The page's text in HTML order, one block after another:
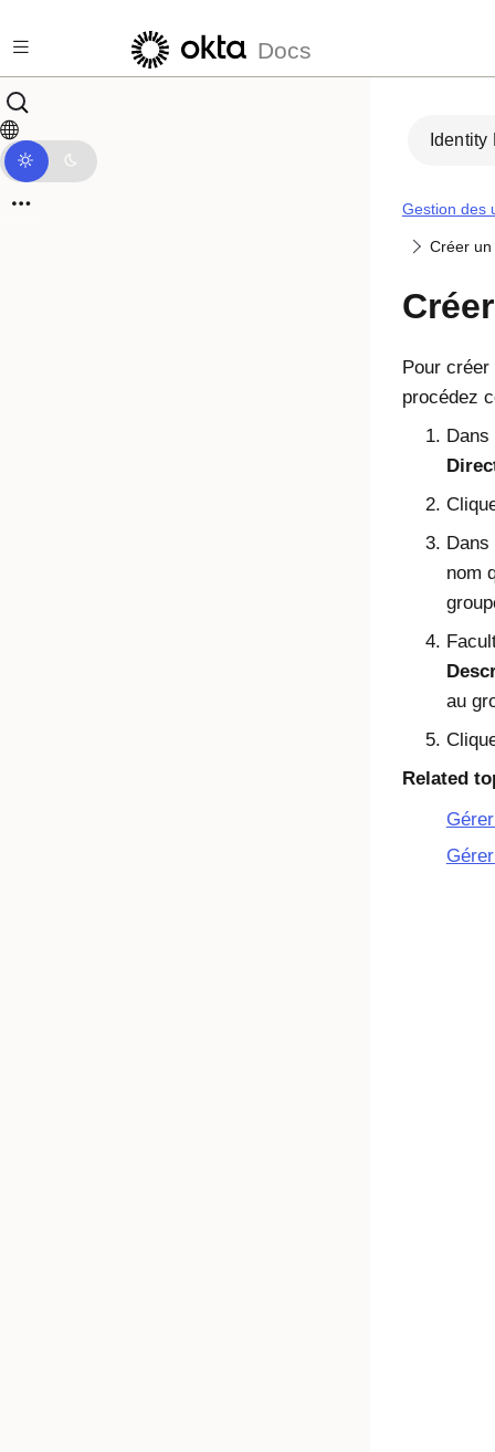
Docs
Identity
Gestion des
Créer
Pour
procédez
Dans
nom
au
Related